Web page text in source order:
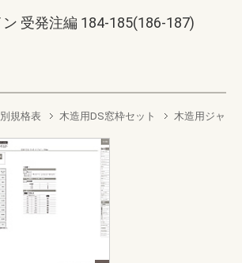
受発注編 184-185(186-187)
規格表 木造用DS窓枠セット
木造用ジャ